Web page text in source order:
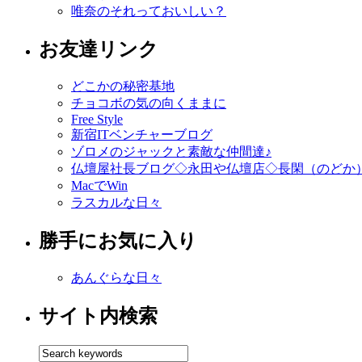
唯奈のそれっておいしい？
お友達リンク
どこかの秘密基地
チョコボの気の向くままに
Free Style
新宿ITベンチャーブログ
ゾロメのジャックと素敵な仲間達♪
仏壇屋社長ブログ◇永田や仏壇店◇長閑（のどか
MacでWin
ラスカルな日々
勝手にお気に入り
あんぐらな日々
サイト内検索